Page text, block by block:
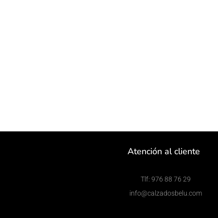
Atención al cliente
Tlf: 976 88 76 29
info@calzadosbelu.com